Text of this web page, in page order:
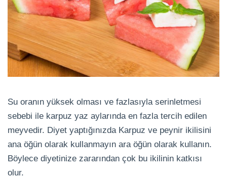
Su oranın yüksek olması ve fazlasıyla serinletmesi
sebebi ile karpuz yaz aylarında en fazla tercih edilen
meyvedir. Diyet yaptığınızda Karpuz ve peynir ikilisini
ana öğün olarak kullanmayın ara öğün olarak kullanın.
Böylece diyetinize zararından çok bu ikilinin katkısı
olur.